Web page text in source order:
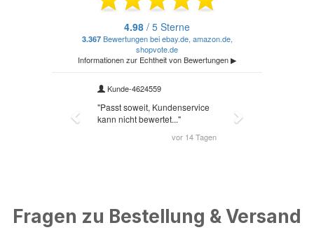
Fragen zu Bestellung & Versand